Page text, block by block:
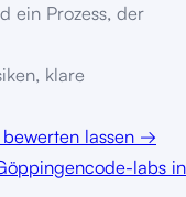
ein Prozess, der
klare
lassen →
code-labs in